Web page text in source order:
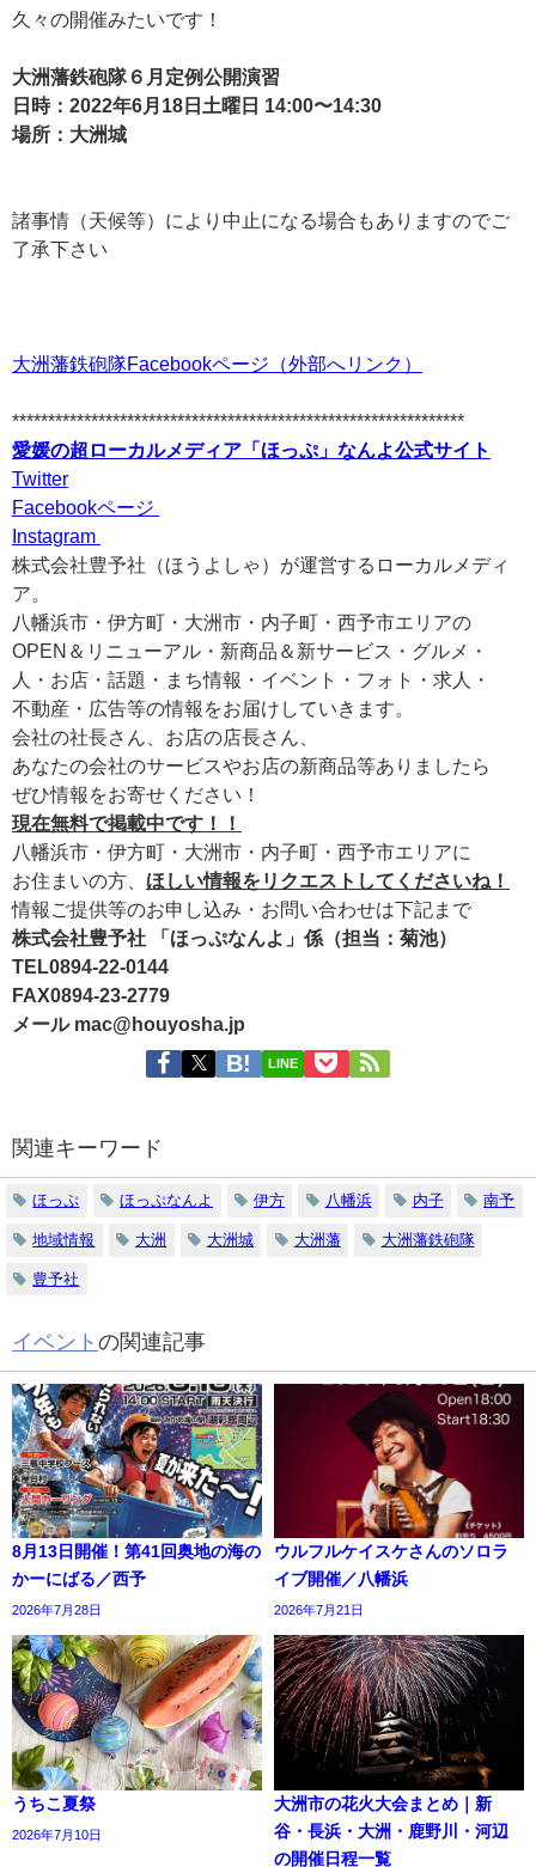
久々の開催みたいです！
大洲藩鉄砲隊６月定例公開演習
日時：2022年6月18日土曜日 14:00〜14:30
場所：大洲城
諸事情（天候等）により中止になる場合もありますのでご
了承下さい
大洲藩鉄砲隊Facebookページ（外部へリンク）
***************************************************************
愛媛の超ローカルメディア「ほっぷ」なんよ公式サイト
Twitter
Facebookページ
Instagram
株式会社豊予社（ほうよしゃ）が運営するローカルメディ
ア。
八幡浜市・伊方町・大洲市・内子町・西予市エリアの
OPEN＆リニューアル・新商品＆新サービス・グルメ・
人・お店・話題・まち情報・イベント・フォト・求人・
不動産・広告等の情報をお届けしていきます。
会社の社長さん、お店の店長さん、
あなたの会社のサービスやお店の新商品等ありましたら
ぜひ情報をお寄せください！
現在無料で掲載中です！！
八幡浜市・伊方町・大洲市・内子町・西予市エリアに
お住まいの方、 ほしい情報をリクエストしてくださいね！
情報ご提供等のお申し込み・お問い合わせは下記まで
株式会社豊予社 「ほっぷなんよ」係（担当：菊池）
TEL0894-22-0144
FAX0894-23-2779
メール mac@houyosha.jp
LINE
関連キーワード
ほっぷ ほっぷなんよ 伊方 八幡浜 内子 南予
地域情報 大洲 大洲城 大洲藩 大洲藩鉄砲隊
豊予社
イベント の関連記事
8月13日開催！第41回奥地の海の
かーにばる／西予
2026年7月28日
ウルフルケイスケさんのソロラ
イブ開催／八幡浜
2026年7月21日
うちこ夏祭
2026年7月10日
大洲市の花火大会まとめ｜新
谷・長浜・大洲・鹿野川・河辺
の開催日程一覧